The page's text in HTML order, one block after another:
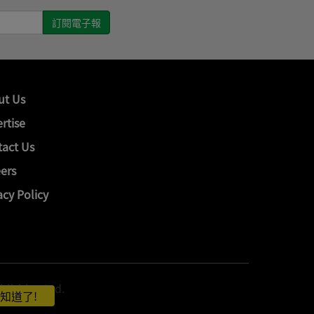
Us
Us
Policy
Ltd.
道了!